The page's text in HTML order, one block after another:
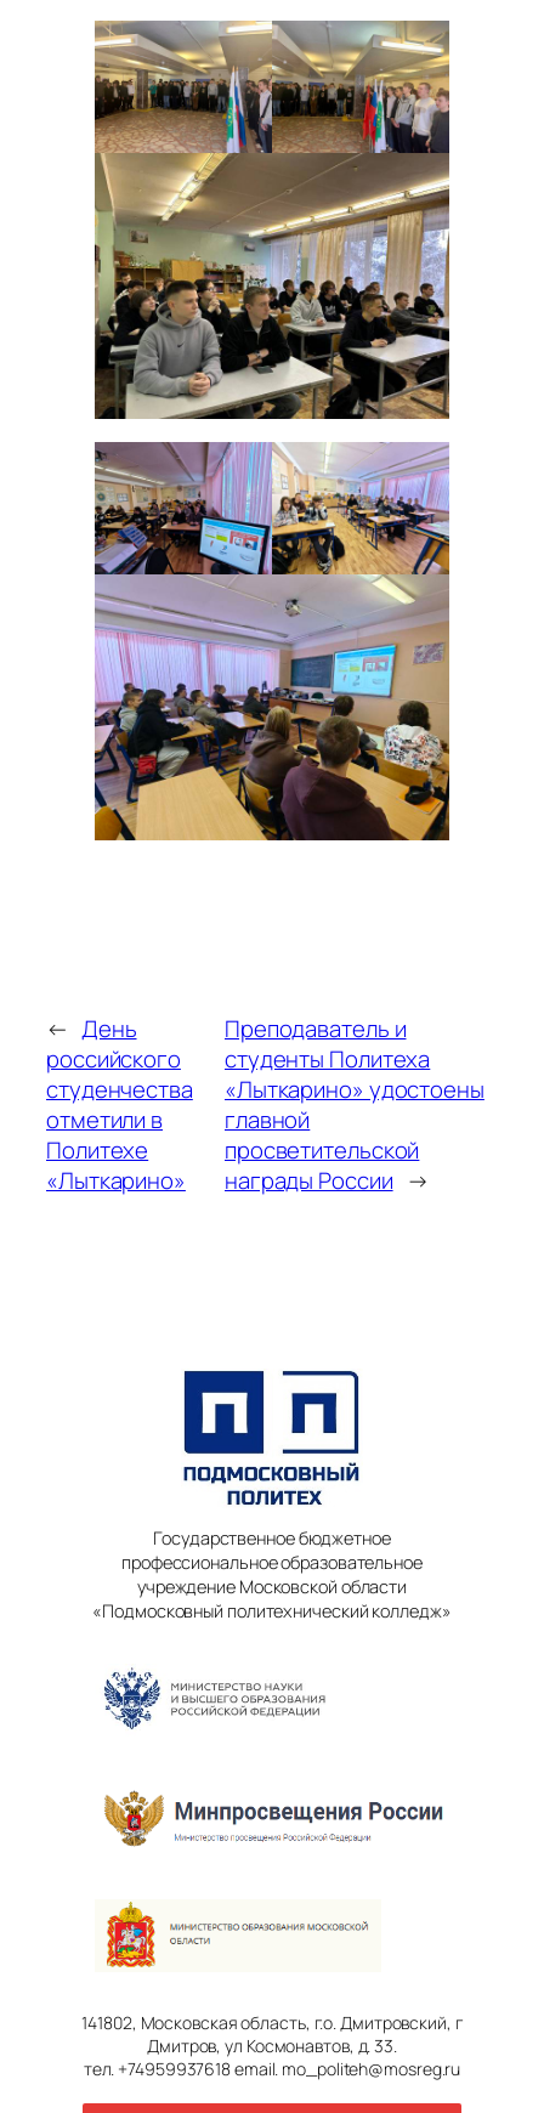
← День
российского
студенчества
отметили в
Политехе
«Лыткарино»
Преподаватель и
студенты Политеха
«Лыткарино» удостоены
главной
просветительской
награды России →
Государственное бюджетное
профессиональное образовательное
учреждение Московской области
«Подмосковный политехнический колледж»
141802, Московская область, г.о. Дмитровский, г
Дмитров, ул Космонавтов, д. 33.
тел. +74959937618 email. mo_politeh@mosreg.ru